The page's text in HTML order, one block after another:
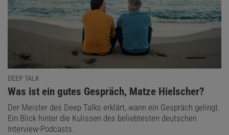
DEEP TALK
:
Was ist ein gutes Gespräch, Matze Hielscher?
Der Meister des Deep Talks erklärt, wann ein Gespräch gelingt.
Ein Blick hinter die Kulissen des beliebtesten deutschen
Interview-Podcasts.